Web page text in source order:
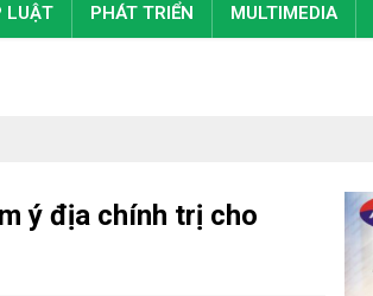
LUẬT PHÁT TRIỂN MULTIMEDIA
ý địa chính trị cho